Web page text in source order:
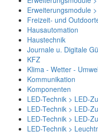
Erweiterungsmodule
Freizeit- und
Hausautomation
Haustechnik
Journale u. Digitale
KFZ
Klima - Wetter -
Kommunikation
Komponenten
LED-Technik > LED-
LED-Technik > LED-
LED-Technik > LED-
LED-Technik >